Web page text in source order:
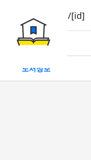
book/rent/[id]
대여
도서정보